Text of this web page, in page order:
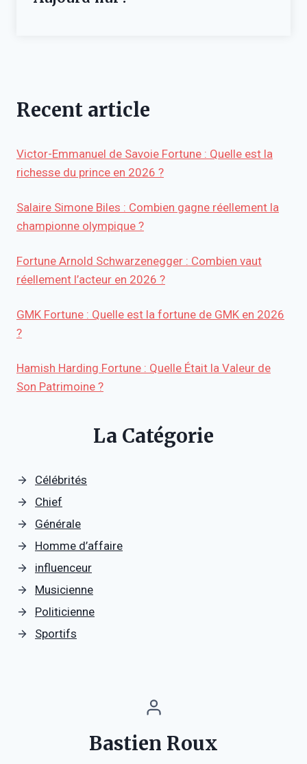
Recent article
Victor-Emmanuel de Savoie Fortune : Quelle est la
richesse du prince en 2026 ?
Salaire Simone Biles : Combien gagne réellement la
championne olympique ?
Fortune Arnold Schwarzenegger : Combien vaut
réellement l’acteur en 2026 ?
GMK Fortune : Quelle est la fortune de GMK en 2026
?
Hamish Harding Fortune : Quelle Était la Valeur de
Son Patrimoine ?
La Catégorie
Célébrités
Chief
Générale
Homme d’affaire
influenceur
Musicienne
Politicienne
Sportifs
Bastien Roux